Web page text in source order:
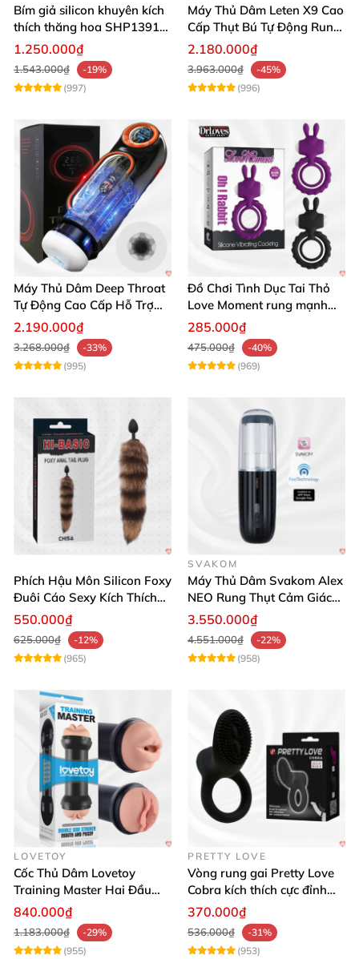
Bím giả silicon khuyên kích
thích thăng hoa SHP1391
ShopHanhPhuc
1.250.000₫
1.543.000₫
-19%
(997)
Máy Thủ Dâm Leten X9 Cao
Cấp Thụt Bú Tự Động Rung
Rên
2.180.000₫
3.963.000₫
-45%
(996)
Máy Thủ Dâm Deep Throat
Tự Động Cao Cấp Hỗ Trợ
Gắn Tường
2.190.000₫
3.268.000₫
-33%
(995)
Đồ Chơi Tình Dục Tai Thỏ
Love Moment rung mạnh
mẽ êm ái
285.000₫
475.000₫
-40%
(969)
Phích Hậu Môn Silicon Foxy
Đuôi Cáo Sexy Kích Thích
Đỉnh Cao
550.000₫
625.000₫
-12%
(965)
SVAKOM
Máy Thủ Dâm Svakom Alex
NEO Rung Thụt Cảm Giác
Thật, App Điều Khiển
3.550.000₫
4.551.000₫
-22%
(958)
LOVETOY
Cốc Thủ Dâm Lovetoy
Training Master Hai Đầu
Siêu Thật, Tăng Khoái Cảm
840.000₫
1.183.000₫
-29%
(955)
PRETTY LOVE
Vòng rung gai Pretty Love
Cobra kích thích cực đỉnh
trải nghiệm
370.000₫
536.000₫
-31%
(953)